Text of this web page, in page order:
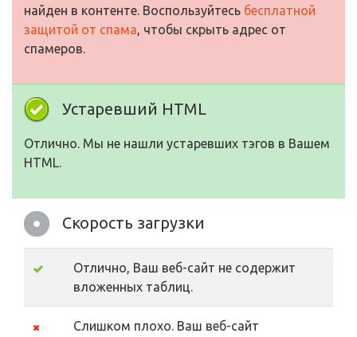
найден в контенте. Воспользуйтесь бесплатной
защитой от спама, чтобы скрыть адрес от
спамеров.
Устаревший HTML
Отлично. Мы не нашли устаревших тэгов в Вашем
HTML.
Скорость загрузки
Отлично, Ваш веб-сайт не содержит
вложенных таблиц.
Слишком плохо. Ваш веб-сайт